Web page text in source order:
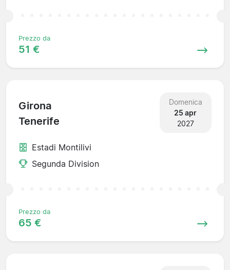
Prezzo da
51 €
Girona
Tenerife
Domenica
25 apr
2027
Estadi Montilivi
Segunda Division
Prezzo da
65 €